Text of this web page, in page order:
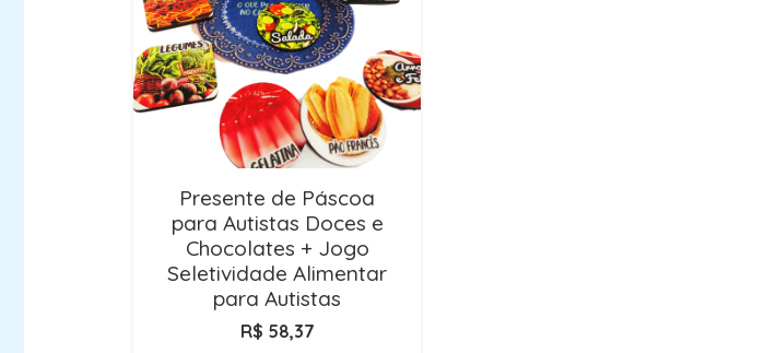
Presente de Páscoa
para Autistas Doces e
Chocolates + Jogo
Seletividade Alimentar
para Autistas
R$ 58,37